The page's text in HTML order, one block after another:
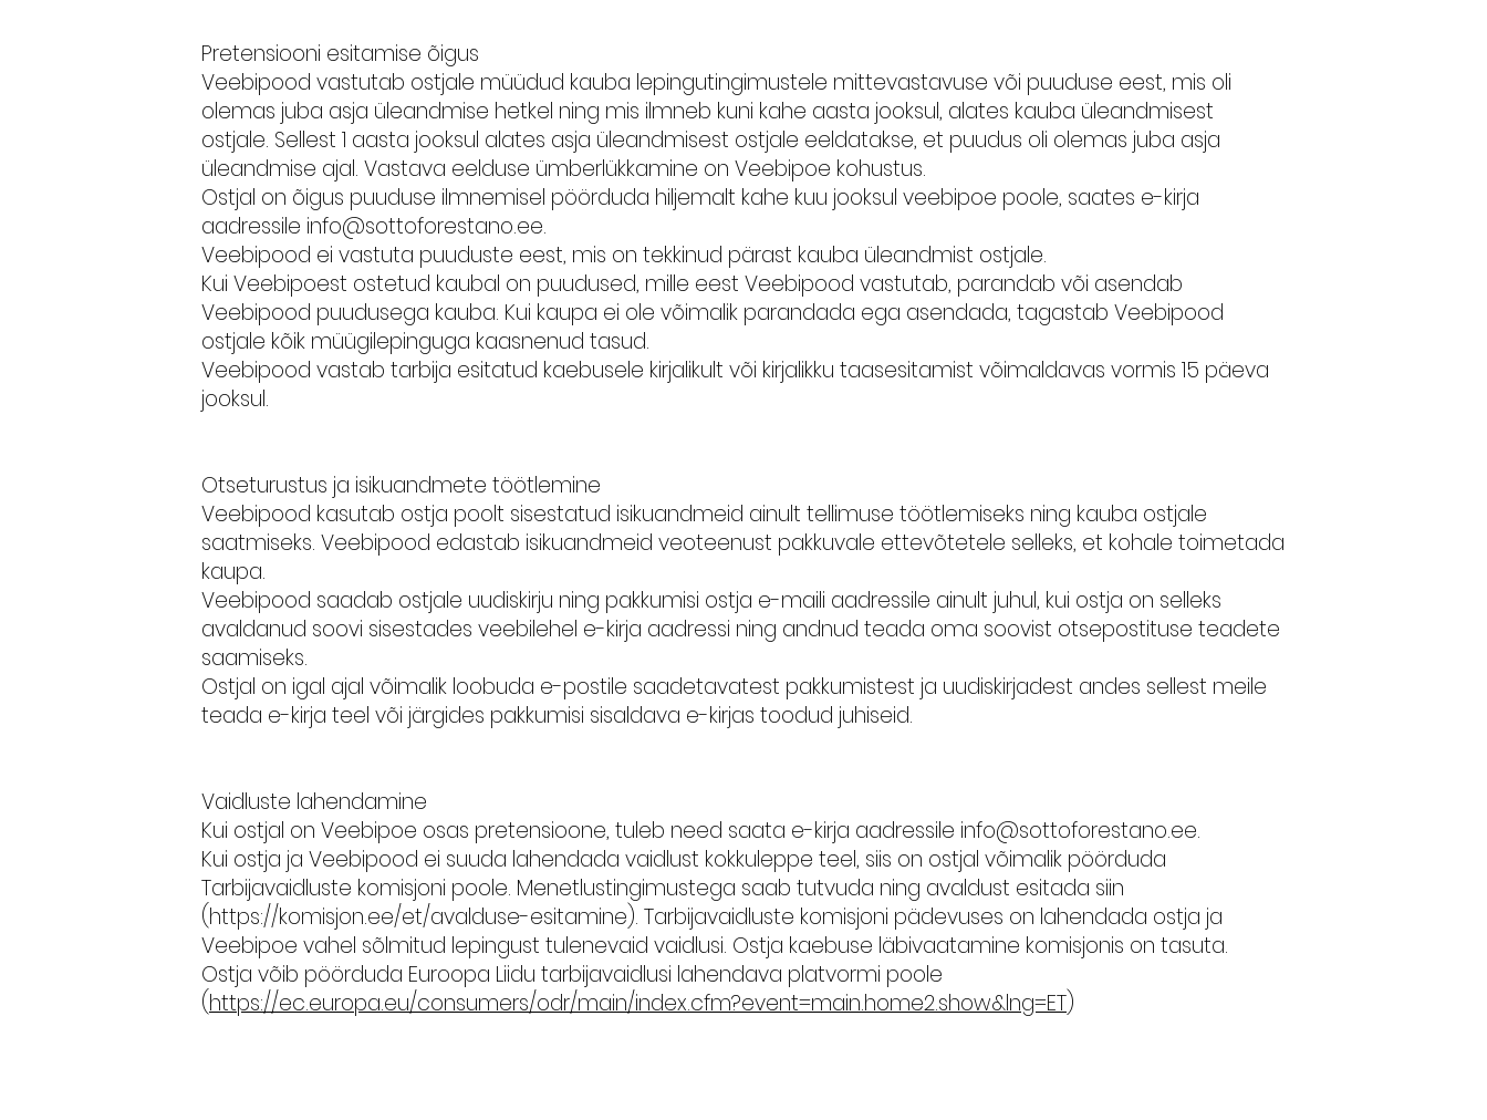
Pretensiooni esitamise õigus
Veebipood vastutab ostjale müüdud kauba lepingutingimustele mittevastavuse või puuduse eest, mis oli
olemas juba asja üleandmise hetkel ning mis ilmneb kuni kahe aasta jooksul, alates kauba üleandmisest
ostjale. Sellest 1 aasta jooksul alates asja üleandmisest ostjale eeldatakse, et puudus oli olemas juba asja
üleandmise ajal. Vastava eelduse ümberlükkamine on Veebipoe kohustus.
Ostjal on õigus puuduse ilmnemisel pöörduda hiljemalt kahe kuu jooksul veebipoe poole, saates e-kirja
aadressile info@sottoforestano.ee.
Veebipood ei vastuta puuduste eest, mis on tekkinud pärast kauba üleandmist ostjale.
Kui Veebipoest ostetud kaubal on puudused, mille eest Veebipood vastutab, parandab või asendab
Veebipood puudusega kauba. Kui kaupa ei ole võimalik parandada ega asendada, tagastab Veebipood
ostjale kõik müügilepinguga kaasnenud tasud.
Veebipood vastab tarbija esitatud kaebusele kirjalikult või kirjalikku taasesitamist võimaldavas vormis 15 päeva
jooksul.
Otseturustus ja isikuandmete töötlemine
Veebipood kasutab ostja poolt sisestatud isikuandmeid ainult tellimuse töötlemiseks ning kauba ostjale
saatmiseks. Veebipood edastab isikuandmeid veoteenust pakkuvale ettevõtetele selleks, et kohale toimetada
kaupa.
Veebipood saadab ostjale uudiskirju ning pakkumisi ostja e-maili aadressile ainult juhul, kui ostja on selleks
avaldanud soovi sisestades veebilehel e-kirja aadressi ning andnud teada oma soovist otsepostituse teadete
saamiseks.
Ostjal on igal ajal võimalik loobuda e-postile saadetavatest pakkumistest ja uudiskirjadest andes sellest meile
teada e-kirja teel või järgides pakkumisi sisaldava e-kirjas toodud juhiseid.
Vaidluste lahendamine
Kui ostjal on Veebipoe osas pretensioone, tuleb need saata e-kirja aadressile info@sottoforestano.ee.
Kui ostja ja Veebipood ei suuda lahendada vaidlust kokkuleppe teel, siis on ostjal võimalik pöörduda
Tarbijavaidluste komisjoni poole. Menetlustingimustega saab tutvuda ning avaldust esitada siin
(https://komisjon.ee/et/avalduse-esitamine). Tarbijavaidluste komisjoni pädevuses on lahendada ostja ja
Veebipoe vahel sõlmitud lepingust tulenevaid vaidlusi. Ostja kaebuse läbivaatamine komisjonis on tasuta.
Ostja võib pöörduda Euroopa Liidu tarbijavaidlusi lahendava platvormi poole
(https://ec.europa.eu/consumers/odr/main/index.cfm?event=main.home2.show&lng=ET)